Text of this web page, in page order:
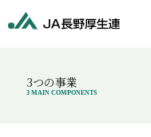
3つの事業
3 MAIN COMPONENTS